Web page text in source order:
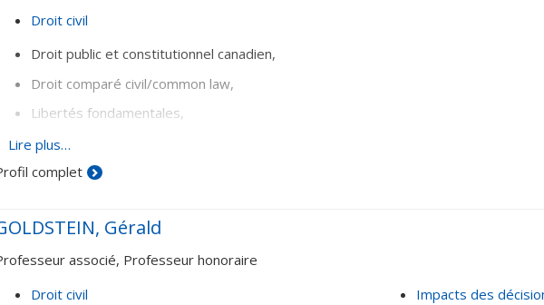
Droit civil
Droit public et constitutionnel canadien,
Droit comparé civil/common law,
Libertés fondamentales,
Théorie juridique du fédéralisme
Lire plus…
complet
Gérald
associé, Professeur honoraire
Droit civil
Impacts des